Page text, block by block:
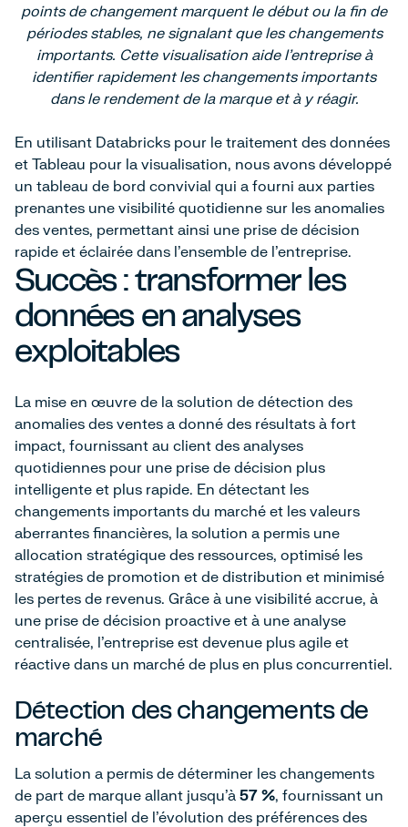
points de changement marquent le début ou la fin de
périodes stables, ne signalant que les changements
importants. Cette visualisation aide l'entreprise à
identifier rapidement les changements importants
dans le rendement de la marque et à y réagir.
En utilisant Databricks pour le traitement des données
et Tableau pour la visualisation, nous avons développé
un tableau de bord convivial qui a fourni aux parties
prenantes une visibilité quotidienne sur les anomalies
des ventes, permettant ainsi une prise de décision
rapide et éclairée dans l'ensemble de l'entreprise.
Succès : transformer les
données en analyses
exploitables
La mise en œuvre de la solution de détection des
anomalies des ventes a donné des résultats à fort
impact, fournissant au client des analyses
quotidiennes pour une prise de décision plus
intelligente et plus rapide. En détectant les
changements importants du marché et les valeurs
aberrantes financières, la solution a permis une
allocation stratégique des ressources, optimisé les
stratégies de promotion et de distribution et minimisé
les pertes de revenus. Grâce à une visibilité accrue, à
une prise de décision proactive et à une analyse
centralisée, l'entreprise est devenue plus agile et
réactive dans un marché de plus en plus concurrentiel.
Détection des changements de
marché
La solution a permis de déterminer les changements
de part de marque allant jusqu'à 57 %, fournissant un
aperçu essentiel de l'évolution des préférences des